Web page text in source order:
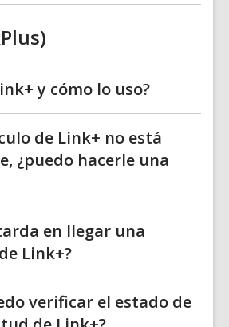
y cómo lo uso?
de Link+ no está
¿puedo hacerle una
en llegar una
Link+?
verificar el estado de